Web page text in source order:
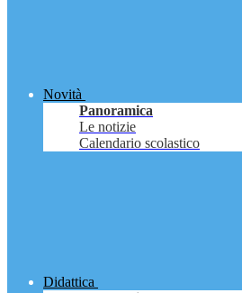
Novità
Panoramica
Le notizie
Calendario scolastico
Didattica